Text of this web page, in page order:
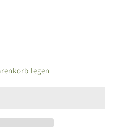
legen